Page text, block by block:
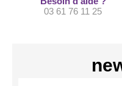
03 61 76 11 25